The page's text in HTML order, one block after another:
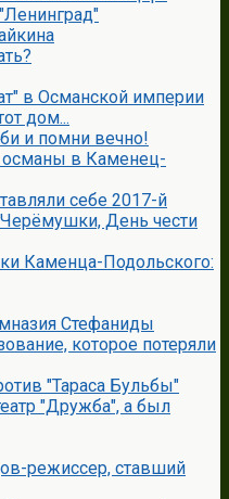
в Османской империи
дом...
и помни вечно!
османы в Каменец-
себе 2017-й
День чести
Каменца-Подольского:
Стефаниды
которое потеряли
"Тараса Бульбы"
"Дружба", а был
режиссер, ставший